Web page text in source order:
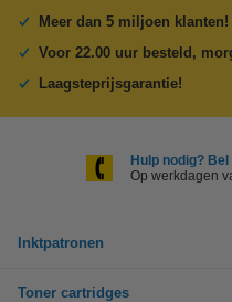
Meer dan 5 miljoen klanten!
Voor 22.00 uur besteld,
Laagsteprijsgarantie!
Hulp nodig?
Op werkdagen
Inktpatronen
Toner cartridges